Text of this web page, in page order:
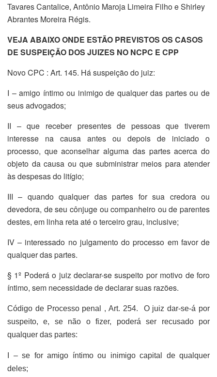
Tavares Cantalice, Antônio Maroja Limeira Filho e Shirley
Abrantes Moreira Régis.
VEJA ABAIXO ONDE ESTÃO PREVISTOS OS CASOS
DE SUSPEIÇÃO DOS JUIZES NO NCPC E CPP
Novo CPC : Art. 145. Há suspeição do juiz:
I – amigo íntimo ou inimigo de qualquer das partes ou de
seus advogados;
II – que receber presentes de pessoas que tiverem
interesse na causa antes ou depois de iniciado o
processo, que aconselhar alguma das partes acerca do
objeto da causa ou que subministrar meios para atender
às despesas do litígio;
III – quando qualquer das partes for sua credora ou
devedora, de seu cônjuge ou companheiro ou de parentes
destes, em linha reta até o terceiro grau, inclusive;
IV – interessado no julgamento do processo em favor de
qualquer das partes.
§ 1º Poderá o juiz declarar-se suspeito por motivo de foro
íntimo, sem necessidade de declarar suas razões.
Código de Processo penal , Art. 254. O juiz dar-se-á por
suspeito, e, se não o fizer, poderá ser recusado por
qualquer das partes:
I – se for amigo íntimo ou inimigo capital de qualquer
deles;